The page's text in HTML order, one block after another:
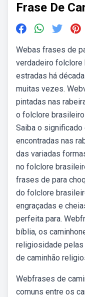
Frase De
Webas frases de
verdadeiro
estradas há
muitas vezes.
pintadas nas
o folclore brasileiro
Saiba o
encontradas nas
das variadas
no folclore
frases de para
do folclore
engraçadas e
perfeita para.
bíblia, os
religiosidade pelas
de caminhão
Webfrases de
comuns entre os